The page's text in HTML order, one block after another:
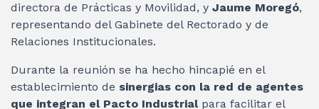
directora de Prácticas y Movilidad, y Jaume Moregó,
representando del Gabinete del Rectorado y de
Relaciones Institucionales.
Durante la reunión se ha hecho hincapié en el
establecimiento de sinergias con la red de agentes
que integran el Pacto Industrialpara facilitar el